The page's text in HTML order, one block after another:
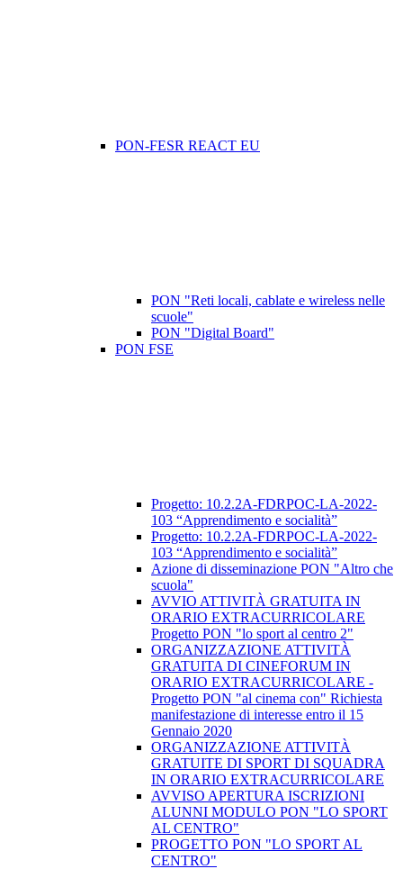
PON-FESR REACT EU
PON "Reti locali, cablate e wireless nelle
scuole"
PON "Digital Board"
PON FSE
​Progetto: 10.2.2A-FDRPOC-LA-2022-
103 “Apprendimento e socialità”
Progetto: 10.2.2A-FDRPOC-LA-2022-
103 “Apprendimento e socialità”
Azione di disseminazione PON "Altro che
scuola"
AVVIO ATTIVITÀ GRATUITA IN
ORARIO EXTRACURRICOLARE
Progetto PON "lo sport al centro 2"
ORGANIZZAZIONE ATTIVITÀ
GRATUITA DI CINEFORUM IN
ORARIO EXTRACURRICOLARE -
Progetto PON "al cinema con" Richiesta
manifestazione di interesse entro il 15
Gennaio 2020
ORGANIZZAZIONE ATTIVITÀ
GRATUITE DI SPORT DI SQUADRA
IN ORARIO EXTRACURRICOLARE
AVVISO APERTURA ISCRIZIONI
ALUNNI MODULO PON "LO SPORT
AL CENTRO"
PROGETTO PON "LO SPORT AL
CENTRO"